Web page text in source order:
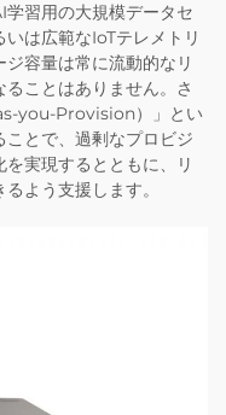
習用の大規模データセ
は広範なIoTテレメトリ
容量は常に流動的なリ
ことはありません。さ
you-Provision）」とい
とで、過剰なプロビジ
実現するとともに、リ
よう支援します。